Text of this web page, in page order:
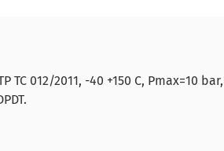
2011, -40 +150 С, Pmax=10 bar,